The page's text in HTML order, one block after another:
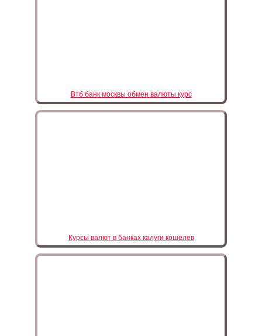
Втб банк москвы обмен валюты курс
Курсы валют в банках калуги кошелев